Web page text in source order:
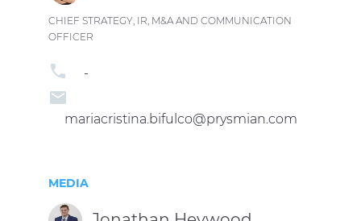
CHIEF STRATEGY, IR, M&A AND COMMUNICATION
OFFICER
phone -
email
mariacristina.bifulco@prysmian.com
MEDIA